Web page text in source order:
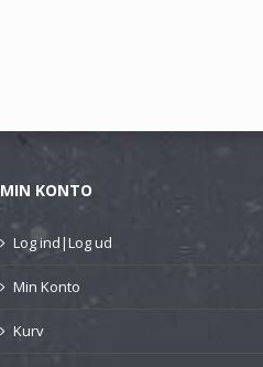
MIN KONTO
Log ind|Log ud
Min Konto
Kurv